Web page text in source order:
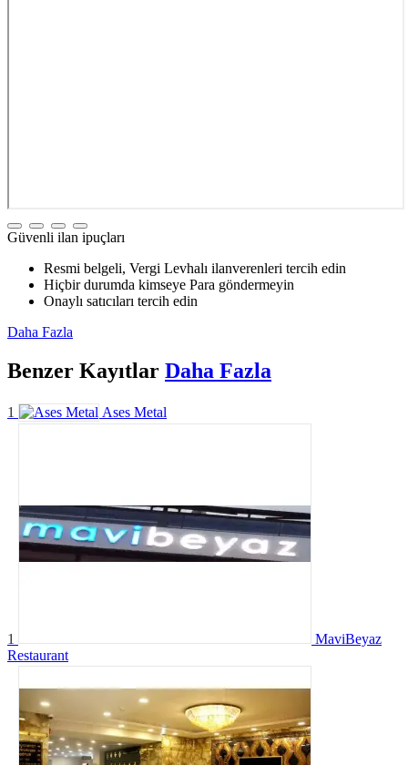
Güvenli ilan ipuçları
Resmi belgeli, Vergi Levhalı ilanverenleri tercih edin
Hiçbir durumda kimseye Para göndermeyin
Onaylı satıcıları tercih edin
Daha Fazla
Benzer Kayıtlar Daha Fazla
1 Ases Metal
1
MaviBeyaz
Restaurant